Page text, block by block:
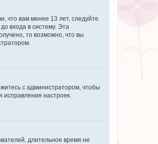
что вам менее 13 лет, следуйте
входа в систему. Эта
то возможно, что вы
с администратором, чтобы
исправления настроек.
длительное время не